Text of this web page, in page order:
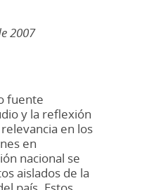
2007
fuente
y la reflexión
en los
en
nacional se
aislados de la